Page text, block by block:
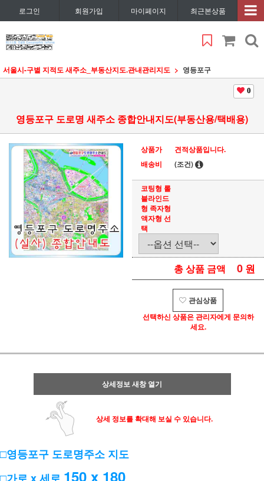
로그인 회원가입 마이페이지 최근본상품
서울시-구별 지적도 새주소_부동산지도.관내관리지도 영등포구
0
영등포구 도로명 새주소 종합안내지도(부동산용/택배용)
상품가
견적상품입니다.
배송비
(조건)
코팅형 롤
블라인드
형 족자형
액자형 선
택
총 상품 금액 0 원
관심상품
선택하신 상품은 관리자에게 문의하
세요.
상세정보 새창 열기
상세 정보를 확대해 보실 수 있습니다.
□영등포구 도로명주소 지도
150 x 180